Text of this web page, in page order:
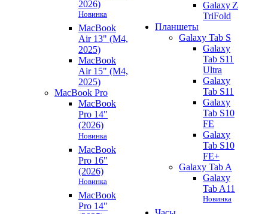
2026)
Новинка
MacBook
Air 13" (M4,
2025)
MacBook
Air 15" (M4,
2025)
MacBook Pro
MacBook
Pro 14"
(2026)
Новинка
MacBook
Pro 16"
(2026)
Новинка
MacBook
Pro 14"
Galaxy Z
TriFold
Планшеты
Galaxy Tab S
Galaxy
Tab S11
Ultra
Galaxy
Tab S11
Galaxy
Tab S10
FE
Galaxy
Tab S10
FE+
Galaxy Tab A
Galaxy
Tab A11
Новинка